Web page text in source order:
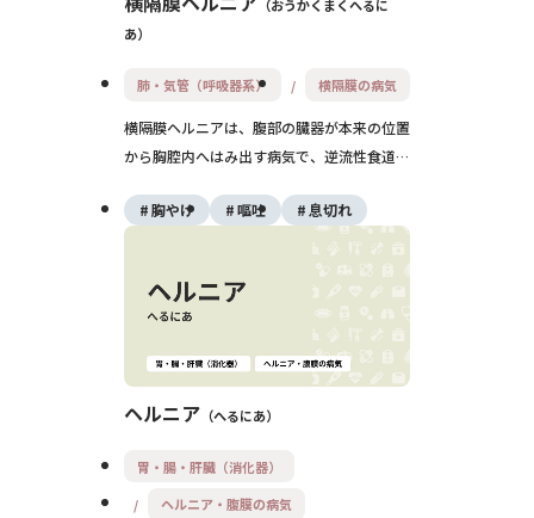
おうかくまくへるに
あ
肺・気管（呼吸器系） 横隔膜の病気
横隔膜ヘルニアは、腹部の臓器が本来の位置
から胸腔内へはみ出す病気で、逆流性食道炎
が軽い場合もありますが、進行すると呼吸障
害や消化器症状が悪化するため、早期発見と
胸やけ 嘔吐 息切れ
ヘルニア へるにあ
胃・腸・肝臓（消化器）
ヘルニア・腹膜の病気